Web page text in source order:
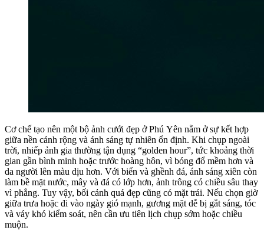
Cơ chế tạo nên một bộ ảnh cưới đẹp ở Phú Yên nằm ở sự kết hợp
giữa nền cảnh rộng và ánh sáng tự nhiên ổn định. Khi chụp ngoài
trời, nhiếp ảnh gia thường tận dụng “golden hour”, tức khoảng thời
gian gần bình minh hoặc trước hoàng hôn, vì bóng đổ mềm hơn và
da người lên màu dịu hơn. Với biển và ghềnh đá, ánh sáng xiên còn
làm bề mặt nước, mây và đá có lớp hơn, ảnh trông có chiều sâu thay
vì phẳng. Tuy vậy, bối cảnh quá đẹp cũng có mặt trái. Nếu chọn giờ
giữa trưa hoặc đi vào ngày gió mạnh, gương mặt dễ bị gắt sáng, tóc
và váy khó kiểm soát, nên cần ưu tiên lịch chụp sớm hoặc chiều
muộn.